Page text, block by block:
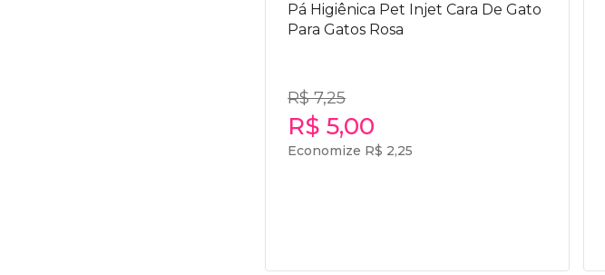
Pá Higiênica Pet Injet Cara De Gato
Para Gatos Rosa
R$ 7,25
R$ 5,00
Economize R$ 2,25